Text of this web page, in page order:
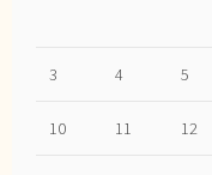
3 4 5
10 11 12